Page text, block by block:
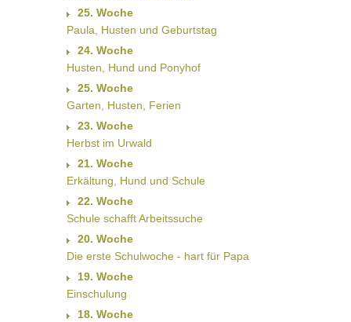
25. Woche
Paula, Husten und Geburtstag
24. Woche
Husten, Hund und Ponyhof
25. Woche
Garten, Husten, Ferien
23. Woche
Herbst im Urwald
21. Woche
Erkältung, Hund und Schule
22. Woche
Schule schafft Arbeitssuche
20. Woche
Die erste Schulwoche - hart für Papa
19. Woche
Einschulung
18. Woche